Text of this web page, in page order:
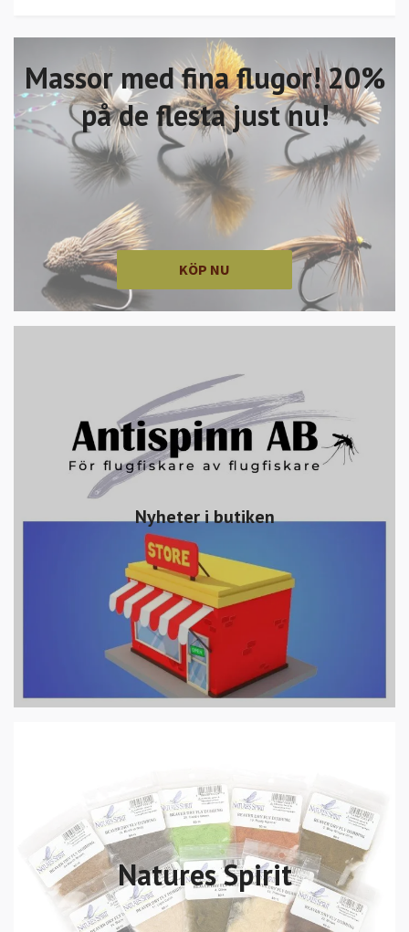
Massor med fina flugor! 20%
på de flesta just nu!
KÖP NU
Nyheter i butiken
Natures Spirit